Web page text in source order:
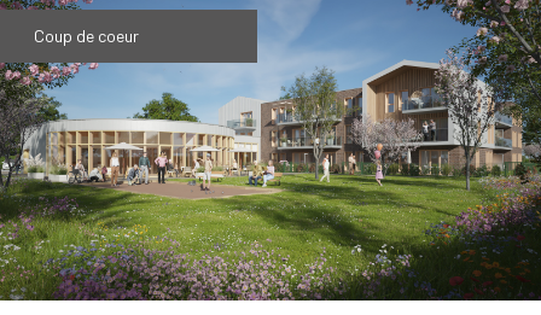
Coup de coeur